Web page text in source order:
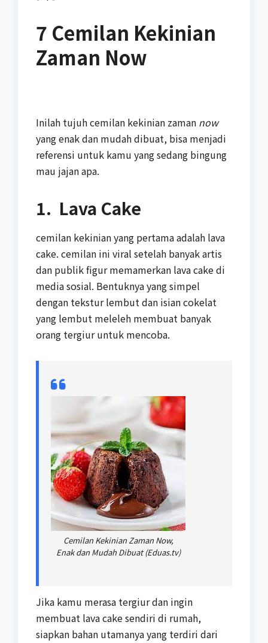
7 Cemilan Kekinian
Zaman Now
Inilah tujuh cemilan kekinian zaman now
yang enak dan mudah dibuat, bisa menjadi
referensi untuk kamu yang sedang bingung
mau jajan apa.
1. Lava Cake
cemilan kekinian yang pertama adalah lava
cake. cemilan ini viral setelah banyak artis
dan publik figur memamerkan lava cake di
media sosial. Bentuknya yang simpel
dengan tekstur lembut dan isian cokelat
yang lembut meleleh membuat banyak
orang tergiur untuk mencoba.
Cemilan Kekinian Zaman Now,
Enak dan Mudah Dibuat (Eduas.tv)
Jika kamu merasa tergiur dan ingin
membuat lava cake sendiri di rumah,
siapkan bahan utamanya yang terdiri dari